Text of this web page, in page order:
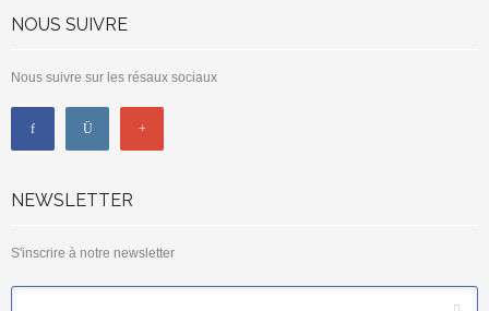
NOUS SUIVRE
Nous suivre sur les résaux sociaux
NEWSLETTER
S'inscrire à notre newsletter